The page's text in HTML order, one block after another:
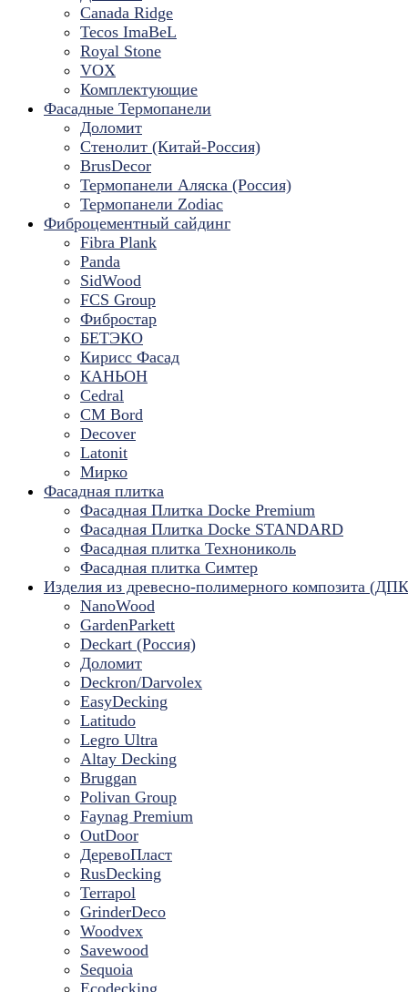
Canada Ridge
Tecos ImaBeL
Royal Stone
VOX
Комплектующие
Фасадные Термопанели
Доломит
Стенолит (Китай-Россия)
BrusDecor
Термопанели Аляска (Россия)
Термопанели Zodiac
Фиброцементный сайдинг
Fibra Plank
Panda
SidWood
FCS Group
Фибростар
БЕТЭКО
Кирисс Фасад
КАНЬОН
Cedral
CM Bord
Decover
Latonit
Мирко
Фасадная плитка
Фасадная Плитка Docke Premium
Фасадная Плитка Docke STANDARD
Фасадная плитка Технониколь
Фасадная плитка Симтер
Изделия из древесно-полимерного композита
NanoWood
GardenParkett
Deckart (Россия)
Доломит
Deckron/Darvolex
EasyDecking
Latitudo
Legro Ultra
Altay Decking
Bruggan
Polivan Group
Faynag Premium
OutDoor
ДеревоПласт
RusDecking
Terrapol
GrinderDeco
Woodvex
Savewood
Sequoia
Ecodecking